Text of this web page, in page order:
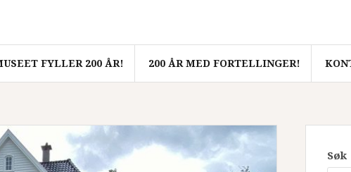
FYLLER 200 ÅR! 200 ÅR MED FORTELLINGER!
Søk